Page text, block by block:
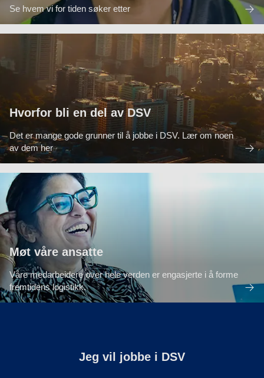
Se hvem vi for tiden søker etter
Hvorfor bli en del av DSV
Det er mange gode grunner til å jobbe i DSV. Lær om noen
av dem her
Møt våre ansatte
Våre medarbeidere over hele verden er engasjerte i å forme
fremtidens logistikk.
Jeg vil jobbe i DSV